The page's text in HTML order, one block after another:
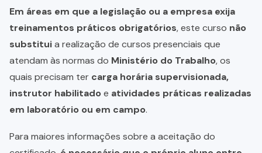
Em áreas em que a legislação ou a empresa exija
treinamentos práticos obrigatórios, este curso não
substituia realização de cursos presenciais que
atendam às normas do Ministério do Trabalho, os
quais precisam ter carga horária supervisionada,
instrutor habilitadoe atividades práticas realizadas
em laboratório ou em campo.
Para maiores informações sobre a aceitação do